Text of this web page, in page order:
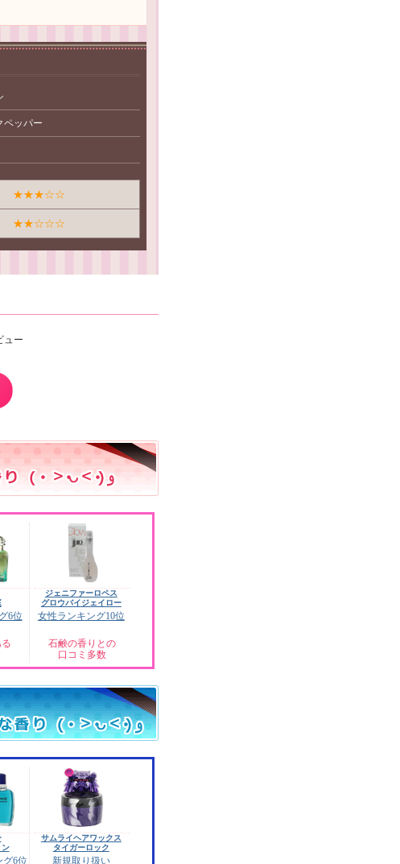
ッパー
★★★☆☆
★★☆☆☆
ュー
6位
ジェニファーロペス
グロウバイジェイロー
女性ランキング10位
石鹸の香りとの
口コミ多数
ン
グ6位
サムライヘアワックス
タイガーロック
新規取り扱い